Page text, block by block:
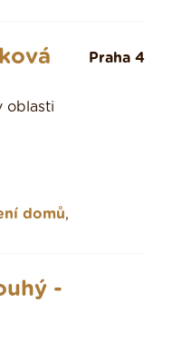
Praha 4
oblasti
domů,
-